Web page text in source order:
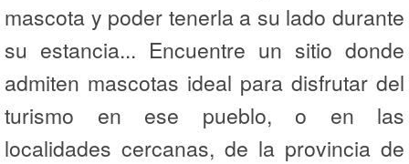
mascota y poder tenerla a su lado durante
su estancia... Encuentre un sitio donde
admiten mascotas ideal para disfrutar del
turismo en ese pueblo, o en las
localidades cercanas, de la provincia de